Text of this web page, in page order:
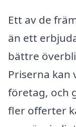
Ett av de
än ett
bättre
Priserna kan
företag, och
fler offerter